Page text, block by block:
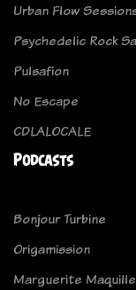
Urban Flow
Psychedelic Rock
Pulsafion
No Escape
CDLALOCALE
Podcasts
Bonjour Turbine
Origamission
Marguerite